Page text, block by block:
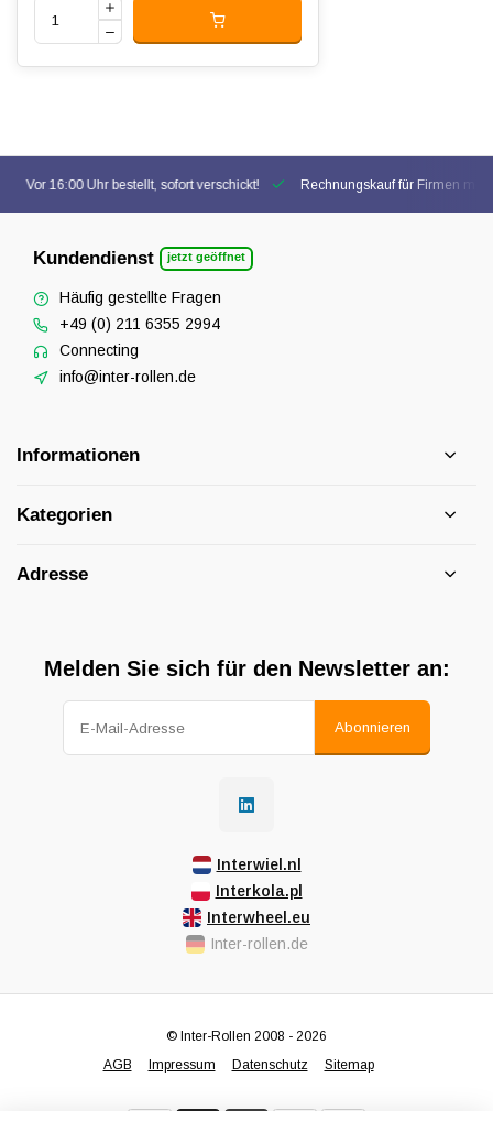
Vor 16:00 Uhr bestellt, sofort verschickt! Rechnungskauf für Firmen
Kundendienst jetzt geöffnet
Häufig gestellte Fragen
+49 (0) 211 6355 2994
Connecting
info@inter-rollen.de
Informationen
Kategorien
Adresse
Melden Sie sich für den Newsletter an:
Abonnieren
Interwiel.nl
Interkola.pl
Interwheel.eu
Inter-rollen.de
AGB Impressum Datenschutz Sitemap
© Inter-Rollen 2008 - 2026